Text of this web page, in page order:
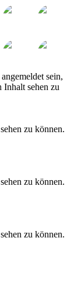
sein,
Inhalt sehen zu
zu können.
zu können.
zu können.